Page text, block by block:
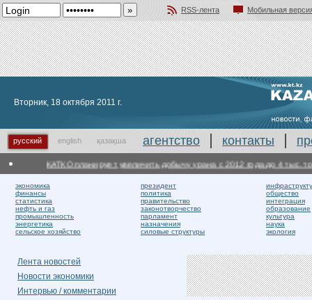
RSS-лента
Мобильная
Вторник, 18 октября 2011 г.
русский english қазақша агентство контакты
КАТКО планирует увеличить добычу урана с 2012 года до 4 тыс. тонн В
экономика
финансы
статистика
нефть и газ
промышленность
энергетика
сельское хозяйство
президент
политика
правительство
законотворчество
парламент
назначения
силовые структуры
общество
интеграция
образование
культура
наука
экология
Лента новостей
Новости экономики
Интервью / комментарии